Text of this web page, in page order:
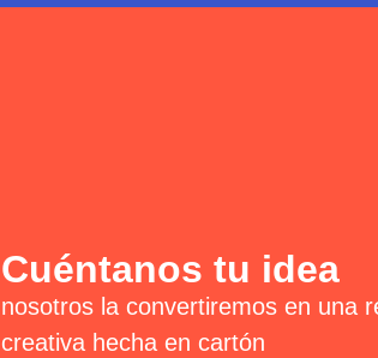
Cuéntanos tu idea
nosotros la convertiremos en una
creativa hecha en cartón